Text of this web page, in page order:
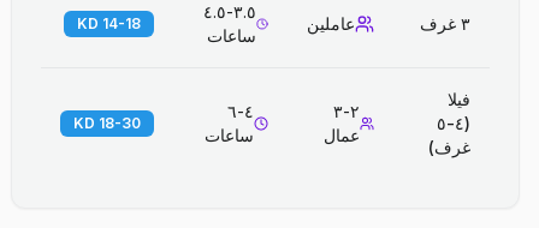
٣ غرف عاملين
٣.٥-٤.٥
ساعات
14-18 KD
فيلا
(٤-٥
غرف)
٢-٣
عمال
٤-٦
ساعات
18-30 KD